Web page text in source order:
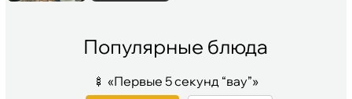
Популярные блюда
🍢 «Первые 5 секунд “вау”»